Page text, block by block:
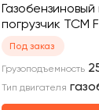
погрузчик TCM
Под заказ
Грузоподъемность
Тип двигателя